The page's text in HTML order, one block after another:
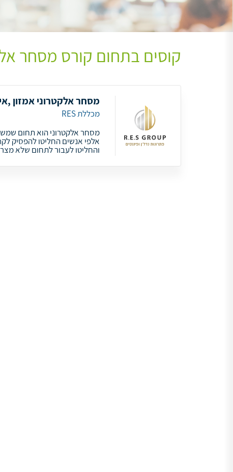
קוסים בתחום קורס מסחר
מסחר אלקטרוני אמזון
מכללת RES
מסחר אלקטרוני הוא תחום
אלפי אנשים החליטו להפסיק
והחליטו לעבור לתחום שלא